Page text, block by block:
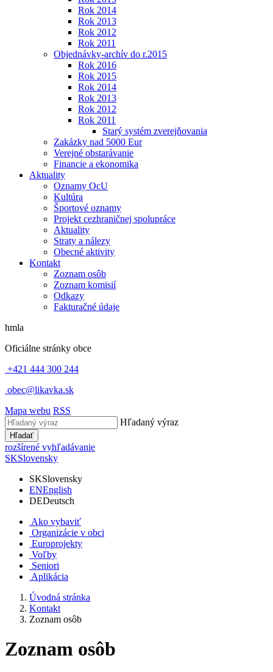
Rok 2014
Rok 2013
Rok 2012
Rok 2011
Objednávky-archív do r.2015
Rok 2016
Rok 2015
Rok 2014
Rok 2013
Rok 2012
Rok 2011
Starý systém zverejňovania
Zakázky nad 5000 Eur
Verejné obstarávanie
Financie a ekonomika
Aktuality
Oznamy OcU
Kultúra
Športové oznamy
Projekt cezhraničnej spolupráce
Aktuality
Straty a nálezy
Obecné aktivity
Kontakt
Zoznam osôb
Zoznam komisií
Odkazy
Fakturačné údaje
hmla
Oficiálne stránky obce
+421 444 300 244
obec@likavka.sk
Mapa webu RSS
Hľadaný výraz
Hľadať
rozšírené vyhľadávanie
SKSlovensky
SKSlovensky
ENEnglish
DEDeutsch
Ako vybaviť
Organizácie v obci
Europrojekty
Voľby
Seniori
Aplikácia
Úvodná stránka
Kontakt
Zoznam osôb
Zoznam osôb